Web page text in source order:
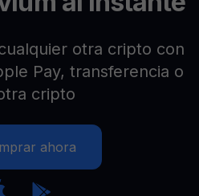
otra cripto con
Pay, transferencia o
cripto
ahora